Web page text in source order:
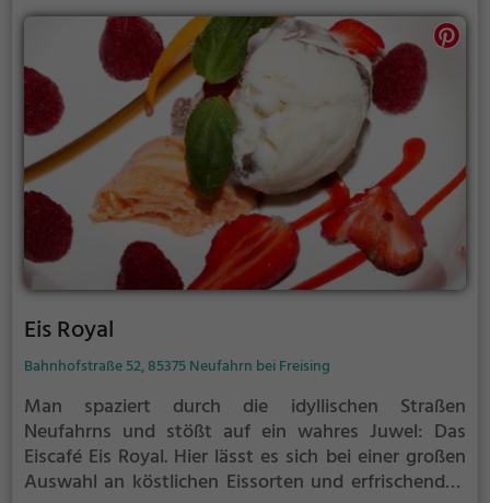
Eis Royal
Bahnhofstraße 52, 85375 Neufahrn bei Freising
Man spaziert durch die idyllischen Straßen
Neufahrns und stößt auf ein wahres Juwel: Das
Eiscafé Eis Royal. Hier lässt es sich bei einer großen
Auswahl an köstlichen Eissorten und erfrischenden